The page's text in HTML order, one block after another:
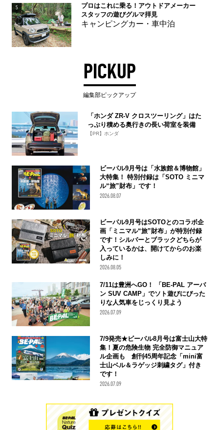
5
プロはこれに乗る！アウトドアメーカー
スタッフの遊びグルマ拝見
キャンピングカー・車中泊
PICKUP
編集部ピックアップ
「ホンダ ZR-V クロスツーリング」はた
っぷり積める奥行きの長い荷室を装備
【PR】ホンダ
ビーパル9月号は「水族館＆博物館」
大特集！ 特別付録は「SOTO ミニマ
ル“旅”財布」です！
2026.08.07
ビーパル9月号はSOTOとのコラボ企
画「ミニマル“旅”財布」が特別付録
です！シルバーとブラックどちらが
入っているかは、開けてからのお楽
しみに！
2026.08.05
7/11は豊洲へGO！ 「BE-PAL アーバ
ン SUV CAMP」でソト遊びにぴった
りな人気車をじっくり見よう
2026.07.09
7/9発売★ビーパル8月号は富士山大特
集！夏の危険生物 完全防御マニュア
ル企画も 創刊45周年記念「mini富
士山ベル＆ラゲッジ刺繍タグ」付き
です！
2026.07.09